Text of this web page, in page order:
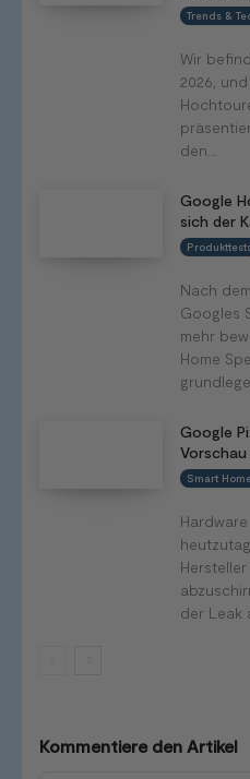
Trends &
Wir
2026,
den...
Google
sich der
Nach
Googles
mehr
Home
Google
Smart
der Leak
Kommentiere den Artikel